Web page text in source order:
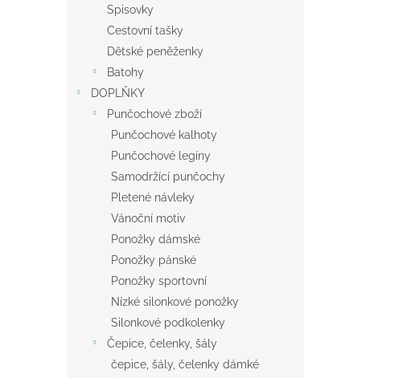
Spisovky
Cestovní tašky
Dětské peněženky
Batohy
DOPLŇKY
Punčochové zboží
Punčochové kalhoty
Punčochové legíny
Samodržící punčochy
Pletené návleky
Vánoční motiv
Ponožky dámské
Ponožky pánské
Ponožky sportovní
Nízké silonkové ponožky
Silonkové podkolenky
Čepice, čelenky, šály
čepice, šály, čelenky dámké